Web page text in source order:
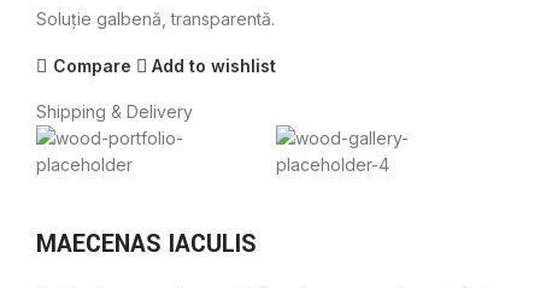
Soluţie galbenă, transparentă.
Compare Add to wishlist
Shipping & Delivery
MAECENAS IACULIS